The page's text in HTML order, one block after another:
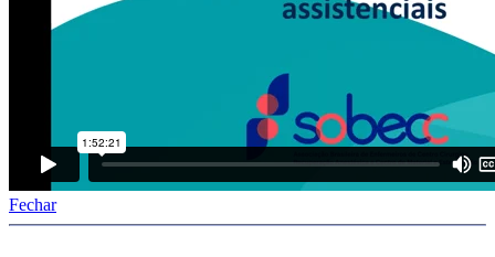
Fechar